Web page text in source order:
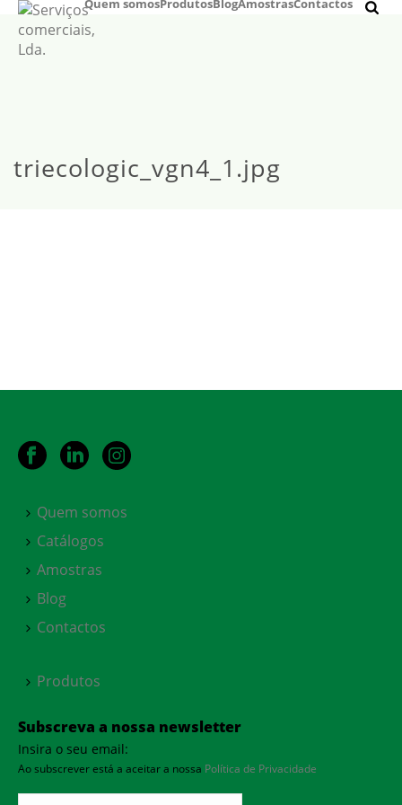
Quem somosProdutosBlogAmostrasContactos
triecologic_vgn4_1.jpg
Quem somos
Catálogos
Amostras
Blog
Contactos
Produtos
Subscreva a nossa newsletter
Insira o seu email:
Ao subscrever está a aceitar a nossa Política de Privacidade